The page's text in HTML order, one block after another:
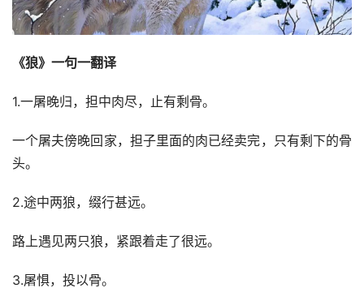
《狼》一句一翻译
1.一屠晚归，担中肉尽，止有剩骨。
一个屠夫傍晚回家，担子里面的肉已经卖完，只有剩下的骨
头。
2.途中两狼，缀行甚远。
路上遇见两只狼，紧跟着走了很远。
3.屠惧，投以骨。